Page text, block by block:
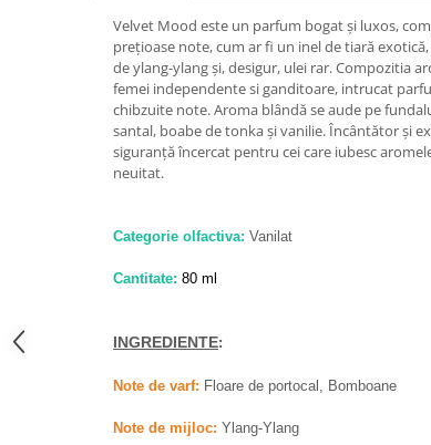
Athoor Al Alam
Frederic Patric
Jenny Glow
Lattafa Pride
Velvet Mood este un parfum bogat și luxos,
prețioase note, cum ar fi un inel de tiară
de ylang-ylang și, desigur, ulei rar. Compozitia
femei independente si ganditoare, intrucat
chibzuite note. Aroma blândă se aude pe
santal, boabe de tonka și vanilie. Încântător și
siguranță încercat pentru cei care iubesc
neuitat.
Categorie olfactiva: Vanilat
Cantitate: 80 ml
INGREDIENTE:
Note de varf: Floare de portocal, Bomboane
Note de mijloc: Ylang-Ylang